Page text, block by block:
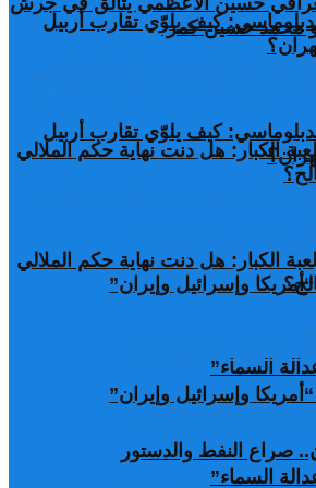
كيف يلوّي تقارب أربيل
الكبار: هل دنت نهاية حكم الملالي
وإسرائيل وإيران”
السماء”
صراع النفط والدستور
محمد حسين كمر
كيف يلوّي تقارب أربيل
الكبار: هل دنت نهاية حكم الملالي
وإسرائيل وإيران”
السماء”